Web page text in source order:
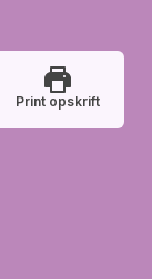
Print opskrift